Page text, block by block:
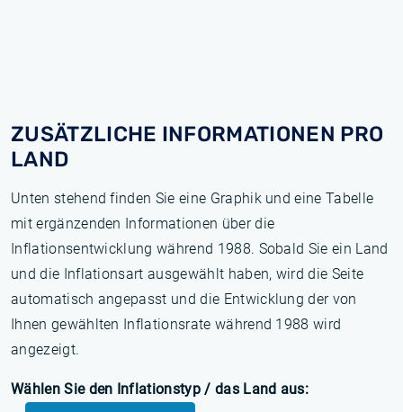
ZUSÄTZLICHE INFORMATIONEN PRO
LAND
Unten stehend finden Sie eine Graphik und eine Tabelle
mit ergänzenden Informationen über die
Inflationsentwicklung während 1988. Sobald Sie ein Land
und die Inflationsart ausgewählt haben, wird die Seite
automatisch angepasst und die Entwicklung der von
Ihnen gewählten Inflationsrate während 1988 wird
angezeigt.
Wählen Sie den Inflationstyp / das Land aus: